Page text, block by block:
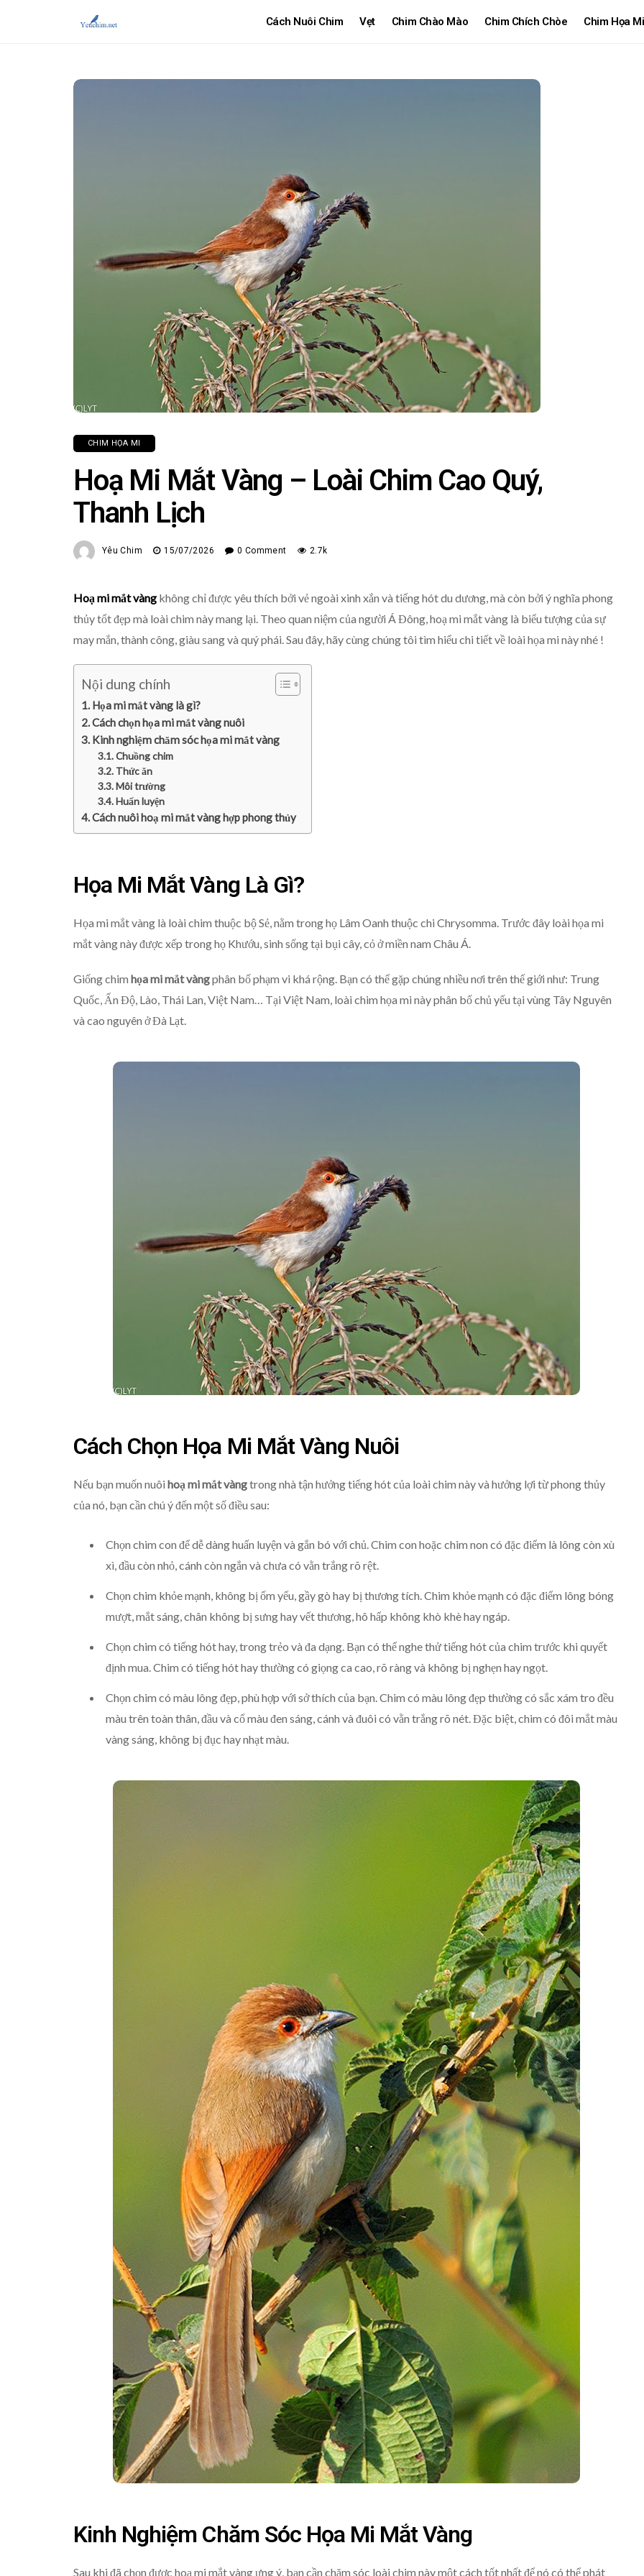
Cách Nuôi Chim Vẹt Chim Chào Mào Chim Chích Chòe Chim Họa Mi
CHIM HỌA MI
Hoạ Mi Mắt Vàng – Loài Chim Cao Quý,
Thanh Lịch
Yêu Chim 15/07/2026 0 Comment 2.7k
Hoạ mi mắt vàng không chỉ được yêu thích bởi vẻ ngoài xinh xắn và tiếng hót du dương, mà còn bởi ý nghĩa phong
thủy tốt đẹp mà loài chim này mang lại. Theo quan niệm của người Á Đông, hoạ mi mắt vàng là biểu tượng của sự
may mắn, thành công, giàu sang và quý phái. Sau đây, hãy cùng chúng tôi tìm hiểu chi tiết về loài họa mi này nhé !
Nội dung chính
Họa mi mắt vàng là gì?
Cách chọn họa mi mắt vàng nuôi
Kinh nghiệm chăm sóc họa mi mắt vàng
Chuồng chim
Thức ăn
Môi trường
Huấn luyện
Cách nuôi hoạ mi mắt vàng hợp phong thủy
Họa Mi Mắt Vàng Là Gì?
Họa mi mắt vàng là loài chim thuộc bộ Sẻ, nằm trong họ Lâm Oanh thuộc chi Chrysomma. Trước đây loài họa mi
mắt vàng này được xếp trong họ Khướu, sinh sống tại bụi cây, cỏ ở miền nam Châu Á.
Giống chim họa mi mắt vàngphân bố phạm vi khá rộng. Bạn có thể gặp chúng nhiều nơi trên thế giới như: Trung
Quốc, Ấn Độ, Lào, Thái Lan, Việt Nam… Tại Việt Nam, loài chim họa mi này phân bố chủ yếu tại vùng Tây Nguyên
và cao nguyên ở Đà Lạt.
Cách Chọn Họa Mi Mắt Vàng Nuôi
Nếu bạn muốn nuôi hoạ mi mắt vàngtrong nhà tận hưởng tiếng hót của loài chim này và hưởng lợi từ phong thủy
của nó, bạn cần chú ý đến một số điều sau:
Chọn chim con để dễ dàng huấn luyện và gắn bó với chủ. Chim con hoặc chim non có đặc điểm là lông còn xù
xì, đầu còn nhỏ, cánh còn ngắn và chưa có vằn trắng rõ rệt.
Chọn chim khỏe mạnh, không bị ốm yếu, gầy gò hay bị thương tích. Chim khỏe mạnh có đặc điểm lông bóng
mượt, mắt sáng, chân không bị sưng hay vết thương, hô hấp không khò khè hay ngáp.
Chọn chim có tiếng hót hay, trong trẻo và đa dạng. Bạn có thể nghe thử tiếng hót của chim trước khi quyết
định mua. Chim có tiếng hót hay thường có giọng ca cao, rõ ràng và không bị nghẹn hay ngọt.
Chọn chim có màu lông đẹp, phù hợp với sở thích của bạn. Chim có màu lông đẹp thường có sắc xám tro đều
màu trên toàn thân, đầu và cổ màu đen sáng, cánh và đuôi có vằn trắng rõ nét. Đặc biệt, chim có đôi mắt màu
vàng sáng, không bị đục hay nhạt màu.
Kinh Nghiệm Chăm Sóc Họa Mi Mắt Vàng
Sau khi đã chọn được hoạ mi mắt vàng ưng ý, bạn cần chăm sóc loài chim này một cách tốt nhất để nó có thể phát
Gợi Ý Cách Nuôi Chim Tiểu Mi